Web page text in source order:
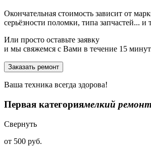
Окончательная стоимость зависит от
серьёзности поломки, типа запчастей... и
Или просто оставьте заявку
и мы свяжемся с Вами в течение 15
Заказать ремонт
Ваша техника всегда здорова!
Первая категориямелкий
Свернуть
от 500 руб.